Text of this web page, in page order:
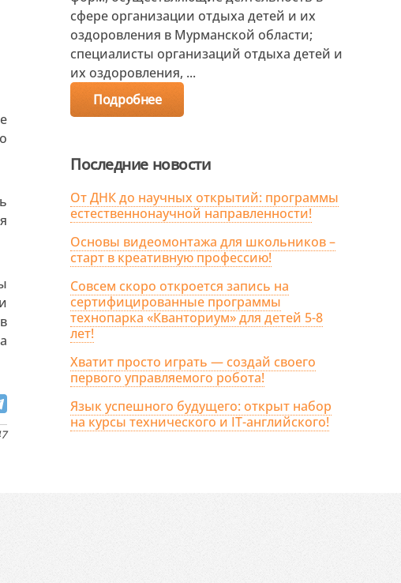
сфере организации отдыха детей и их
оздоровления в Мурманской области;
специалисты организаций отдыха детей и
их оздоровления, ...
Подробнее
Последние новости
От ДНК до научных открытий: программы
естественнонаучной направленности!
Основы видеомонтажа для школьников –
старт в креативную профессию!
Совсем скоро откроется запись на
сертифицированные программы
технопарка «Кванториум» для детей 5-8
лет!
Хватит просто играть — создай своего
первого управляемого робота!
Язык успешного будущего: открыт набор
на курсы технического и IT-английского!